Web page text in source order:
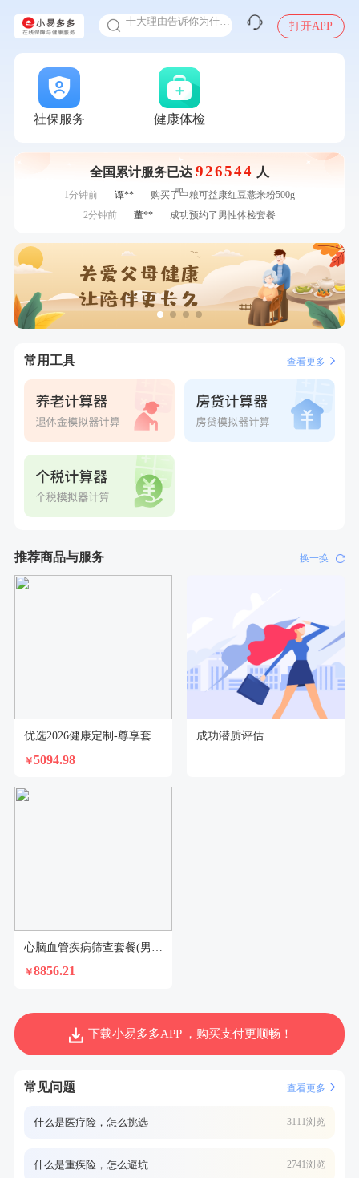
感染人偏肺病毒就会得肺炎吗
入职体检在线预约
甲状腺癌怎么筛查
打开APP
社保服务 健康体检
全国累计服务已达 926544 人
7分钟前 赵*
购买了油米有福B款
7分钟前
毛**
购买了汤臣倍健多维男士多种维生素矿物质片1.5g*60片*2
瓶
成功预约糖尿病强化体检套餐
刚刚
成功预约糖尿病强化体检套餐
购买了汤臣倍健多维男士多种维生素矿物质片1.5g*60片*2
瓶
1分钟前 谭**
购买了中粮可益康红豆薏米粉500g
2分钟前
董**
成功预约了男性体检套餐
谭**
购买了中粮可益康红豆薏米粉500g
4分钟前
林**
购买了小熊电烤箱 DKX-F10M6
6分钟前
叶**
成功预约了男性婚前体检基础套餐
成功预约了企业招工体检套餐
7分钟前
毛**
购买了汤臣倍健多维男士多种维生素矿物质片1.5g*60片*2
刚刚
成功预约糖尿病强化体检套餐
常用工具 查看更多
推荐商品与服务 换一换
￥5094.98
成功潜质评估
￥8856.21
下载小易多多APP ，购买支付更顺畅！
常见问题 查看更多
什么是医疗险，怎么挑选 3111浏览
什么是重疾险，怎么避坑 2741浏览